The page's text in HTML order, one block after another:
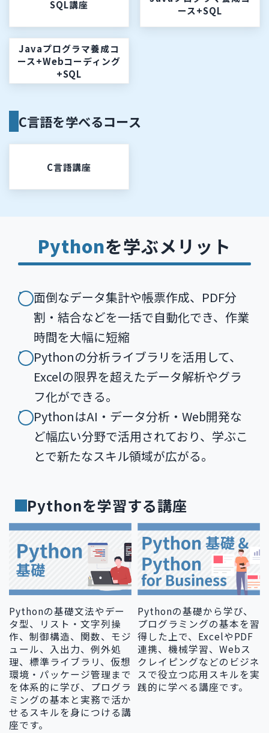
SQL講座
ース+SQL
Javaプログラマ養成コ
ース+Webコーディング
+SQL
C言語を学べるコース
C言語講座
Pythonを学ぶメリット
面倒なデータ集計や帳票作成、PDF分
割・結合などを一括で自動化でき、作業
時間を大幅に短縮
Pythonの分析ライブラリを活用して、
Excelの限界を超えたデータ解析やグラ
フ化ができる。
PythonはAI・データ分析・Web開発な
ど幅広い分野で活用されており、学ぶこ
とで新たなスキル領域が広がる。
Pythonを学習する講座
Pythonの基礎文法やデー
タ型、リスト・文字列操
作、制御構造、関数、モジ
ュール、入出力、例外処
理、標準ライブラリ、仮想
環境・パッケージ管理まで
を体系的に学び、プログラ
ミングの基本と実務で活か
せるスキルを身につける講
座です。
Pythonの基礎から学び、
プログラミングの基本を習
得した上で、ExcelやPDF
連携、機械学習、Webス
クレイピングなどのビジネ
スで役立つ応用スキルを実
践的に学べる講座です。